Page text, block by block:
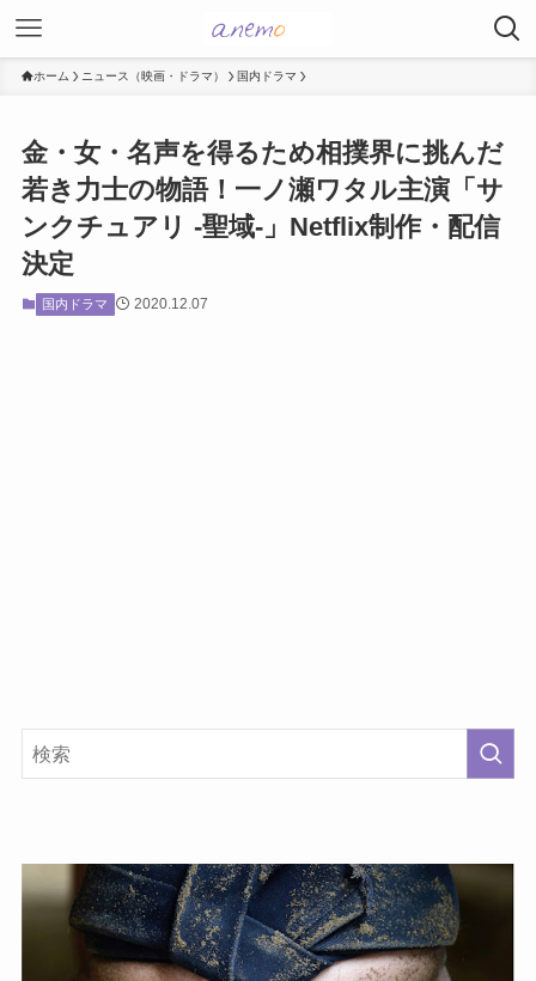
ホーム ニュース（映画・ドラマ） 国内ドラマ
金・女・名声を得るため相撲界に挑んだ
若き力士の物語！一ノ瀬ワタル主演「サ
ンクチュアリ -聖域-」Netflix制作・配信
決定
国内ドラマ 2020.12.07